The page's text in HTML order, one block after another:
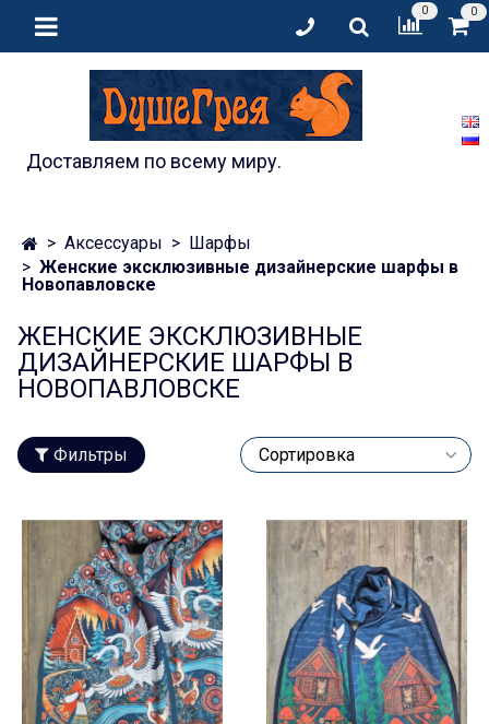
0 0
Доставляем по всему миру.
Аксессуары
Шарфы
Женские эксклюзивные дизайнерские шарфы в
Новопавловске
ЖЕНСКИЕ ЭКСКЛЮЗИВНЫЕ
ДИЗАЙНЕРСКИЕ ШАРФЫ В
НОВОПАВЛОВСКЕ
Фильтры